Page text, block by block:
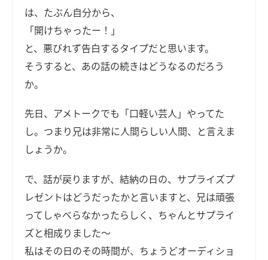
は、たぶん自分から、
「開けちゃったー！」
と、悪びれず告白するタイプだと思います。
そうすると、あの話の続きはどうなるのだろう
か。
先日、アメトークでも「口軽い芸人」やってた
し。つまり兄は非常に人間らしい人間、と言えま
しょうか。
で、話が戻りますが、結納の日の、サプライズプ
レゼントはどうだったかと言いますと、兄は頑張
ってしゃべらなかったらしく、ちゃんとサプライ
ズと相成りました～
私はその日のその時間が、ちょうどオーディショ